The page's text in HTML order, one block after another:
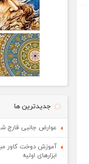
جدیدترین ها
عوارض جانبی قارچ
آموزش دوخت کاور
ابزارهای اولیه